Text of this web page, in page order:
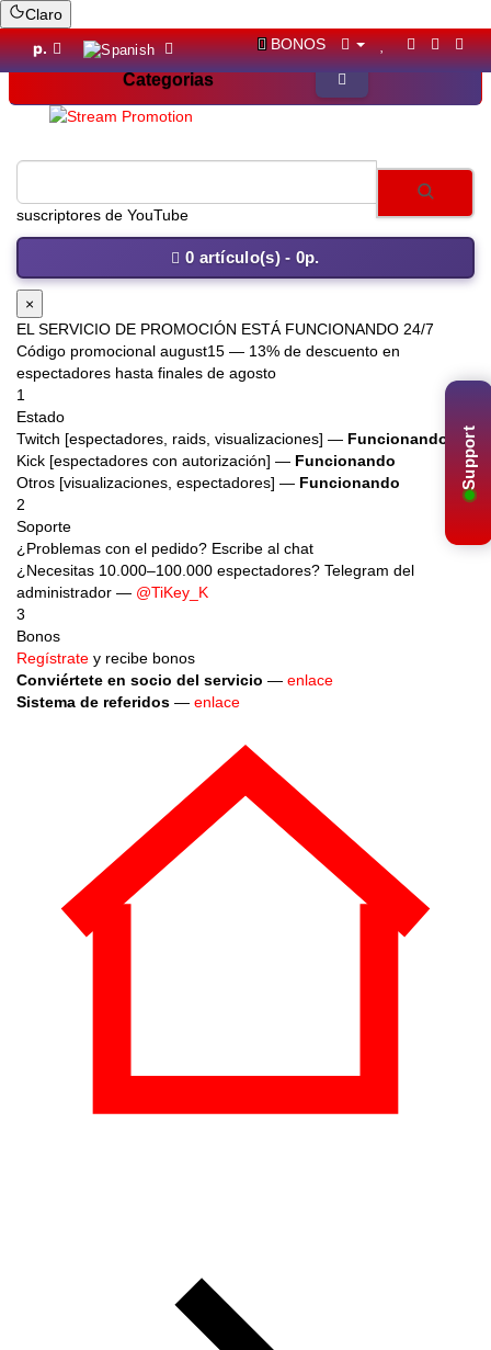
Claro
Support
р. BONOS
suscriptores de YouTub
0 artículo(s) - 0р.
×
EL SERVICIO DE PROMOCIÓN ESTÁ FUNCIONANDO 24/7
Código promocional august15 — 13% de descuento en
espectadores hasta finales de agosto
1
Estado
Twitch [espectadores, raids, visualizaciones] — Funcionando
Kick [espectadores con autorización] — Funcionando
Otros [visualizaciones, espectadores] — Funcionando
2
Soporte
¿Problemas con el pedido? Escribe al chat
¿Necesitas 10.000–100.000 espectadores? Telegram del
administrador — @TiKey_K
3
Bonos
Regístrate y recibe bonos
Conviértete en socio del servicio — enlace
Sistema de referidos — enlace
Categorias